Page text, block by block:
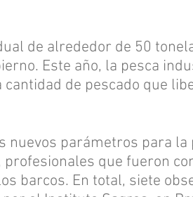
de alrededor de 50
Este año, la pesca
de pescado que
nuevos parámetros para
que fueron
barcos. En total, siete